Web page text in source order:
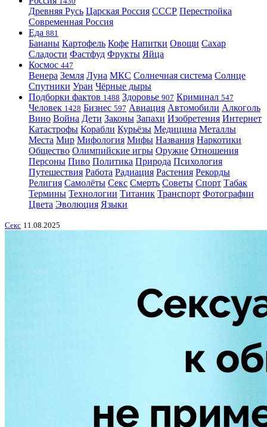
Древняя Русь Царская Россия СССР Перестройка
Современная Россия
Еда 881
Бананы Картофель Кофе Напитки Овощи Сахар
Сладости Фастфуд Фрукты Яйца
Космос 447
Венера Земля Луна МКС Солнечная система Солнце
Спутники Уран Чёрные дыры
Подборки фактов 1488 Здоровье 907 Криминал 547
Человек 1428 Бизнес 597 Авиация Автомобили Алкоголь
Вино Война Дети Законы Запахи Изобретения Интернет
Катастрофы Корабли Курьёзы Медицина Металлы
Места Мир Мифология Мифы Названия Наркотики
Общество Олимпийские игры Оружие Отношения
Персоны Пиво Политика Природа Психология
Путешествия Работа Радиация Растения Рекорды
Религия Самолёты Секс Смерть Советы Спорт Табак
Термины Технологии Титаник Транспорт Фотографии
Цвета Эволюция Языки
Секс 11.08.2025